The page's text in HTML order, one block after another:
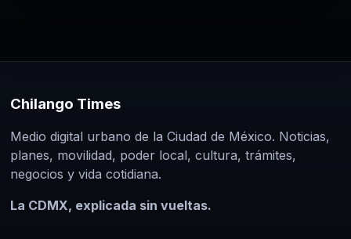
Chilango Times
Medio digital urbano de la Ciudad de México. Noticias,
planes, movilidad, poder local, cultura, trámites,
negocios y vida cotidiana.
La CDMX, explicada sin vueltas.